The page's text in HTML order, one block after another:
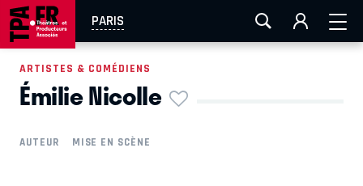
PARIS
AIX-MARSEILLE LA ROCHELLE
EN TOURNÉE
ARTISTES & COMÉDIENS
Émilie Nicolle
AUTEUR MISE EN SCÈNE